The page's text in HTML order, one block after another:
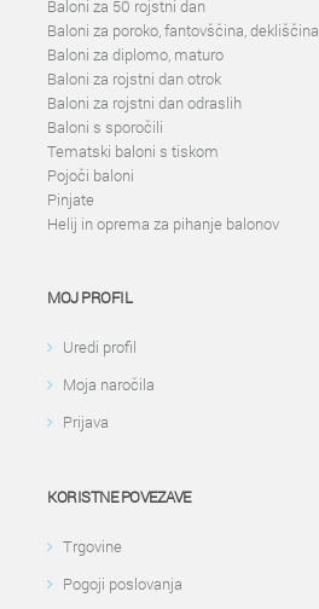
Baloni za 50 rojstni dan
Baloni za poroko, fantovščina, dekliščina
Baloni za diplomo, maturo
Baloni za rojstni dan otrok
Baloni za rojstni dan odraslih
Baloni s sporočili
Tematski baloni s tiskom
Pojoči baloni
Pinjate
Helij in oprema za pihanje balonov
MOJ PROFIL
Uredi profil
Moja naročila
Prijava
KORISTNE POVEZAVE
Trgovine
Pogoji poslovanja